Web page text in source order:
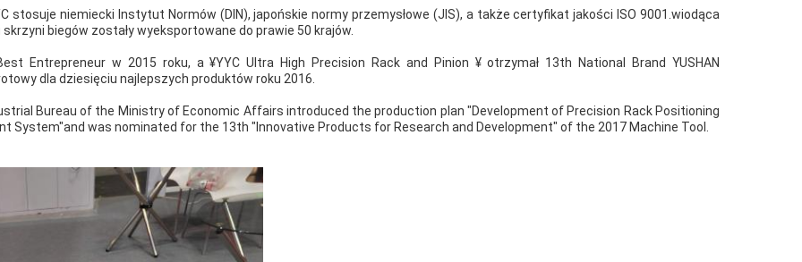
stosuje niemiecki Instytut Normów (DIN), japońskie normy przemysłowe (JIS), a także certyfikat jakości ISO 9001.wiodąca
biegów zostały wyeksportowane do prawie 50 krajów.
Entrepreneur w 2015 roku, a ¥YYC Ultra High Precision Rack and Pinion ¥ otrzymał 13th National Brand YUSHAN
dla dziesięciu najlepszych produktów roku 2016.
Bureau of the Ministry of Economic Affairs introduced the production plan "Development of Precision Rack Positioning
System"and was nominated for the 13th "Innovative Products for Research and Development" of the 2017 Machine Tool.